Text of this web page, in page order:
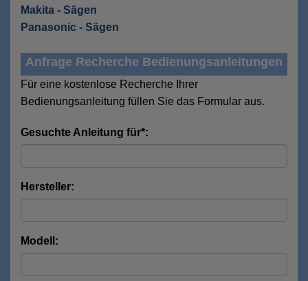
Makita - Sägen
Panasonic - Sägen
Anfrage Recherche Bedienungsanleitungen
Für eine kostenlose Recherche Ihrer
Bedienungsanleitung füllen Sie das Formular aus.
Gesuchte Anleitung für*:
Hersteller:
Modell: